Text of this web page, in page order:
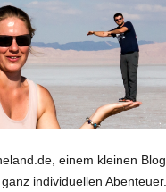
einem kleinen Blog
individuellen Abenteuer.